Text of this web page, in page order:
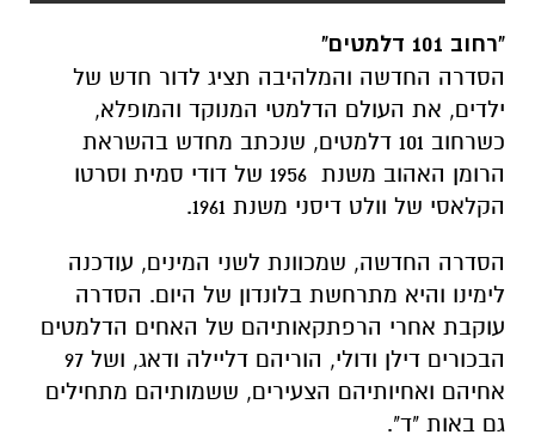
"רחוב 101 דלמטים"
הסדרה החדשה והמלהיבה תציג לדור חדש של
ילדים, את העולם הדלמטי המנוקד והמופלא,
כשרחוב 101 דלמטים, שנכתב מחדש בהשראת
הרומן האהוב משנת 1956 של דודי סמית וסרטו
הקלאסי של וולט דיסני משנת 1961.
הסדרה החדשה, שמכוונת לשני המינים, עודכנה
לימינו והיא מתרחשת בלונדון של היום. הסדרה
עוקבת אחרי הרפתקאותיהם של האחים הדלמטים
הבכורים דילן ודולי, הוריהם דליילה ודאג, ושל 97
אחיהם ואחיותיהם הצעירים, ששמותיהם מתחילים
גם באות "ד".